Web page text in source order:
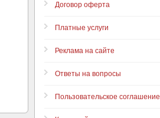
Договор оферта
Платные услуги
Реклама на сайте
Ответы на вопросы
Пользовательское соглашение